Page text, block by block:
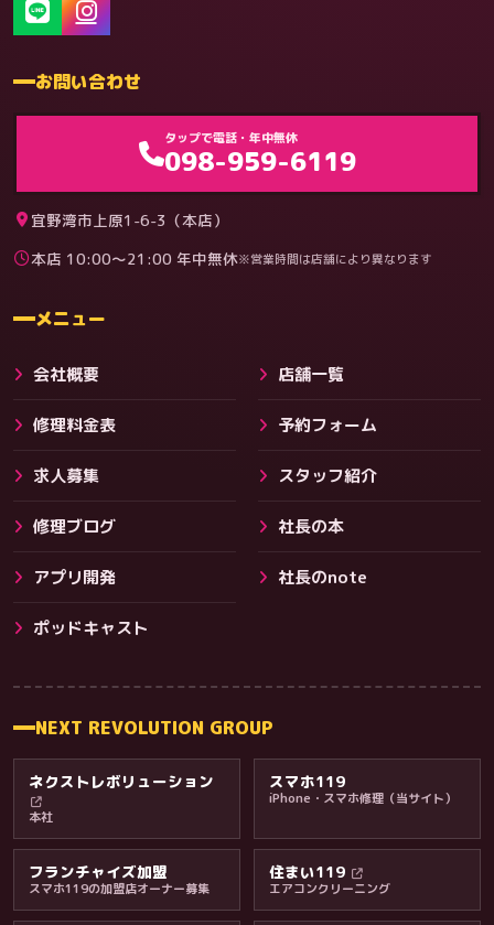
その他サービス
料金
お問い合わせ
タップで電話・年中無休
098-959-6119
宜野湾市上原1-6-3（本店）
本店 10:00〜21:00 年中無休※営業時間は店舗により異なります
メニュー
会社概要 店舗一覧
修理料金表 予約フォーム
求人募集 スタッフ紹介
修理ブログ 社長の本
アプリ開発 社長のnote
ポッドキャスト
NEXT REVOLUTION GROUP
ネクストレボリューション
本社
スマホ119
iPhone・スマホ修理（当サイト）
フランチャイズ加盟
スマホ119の加盟店オーナー募集
住まい119
エアコンクリーニング